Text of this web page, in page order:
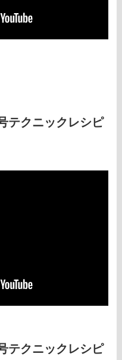
テクニックレシピ
テクニックレシピ